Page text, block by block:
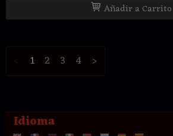
Idioma
Añadir a Carrito
1 2 3 4 >